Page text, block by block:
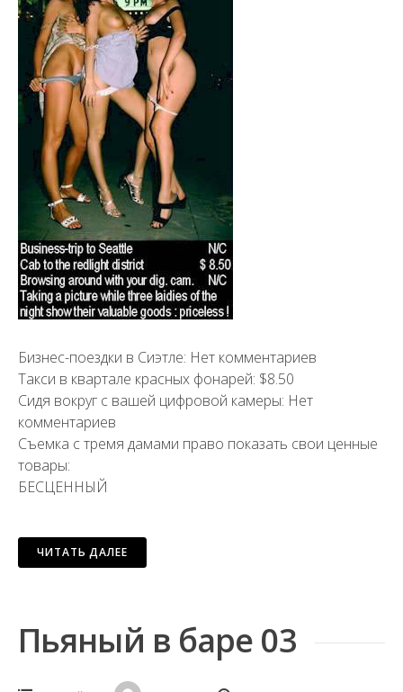
Бизнес-поездки в Сиэтле: Нет комментариев
Такси в квартале красных фонарей: $8.50
Сидя вокруг с вашей цифровой камеры: Нет
комментариев
Съемка с тремя дамами право показать свои ценные
товары:
БЕСЦЕННЫЙ
ЧИТАТЬ ДАЛЕЕ
Пьяный в баре 03